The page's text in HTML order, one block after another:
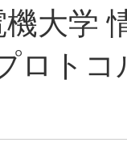
大学
ロトコ